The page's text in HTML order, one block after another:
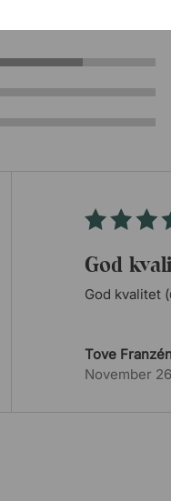
God
God kvalitet (
Tove
November 26